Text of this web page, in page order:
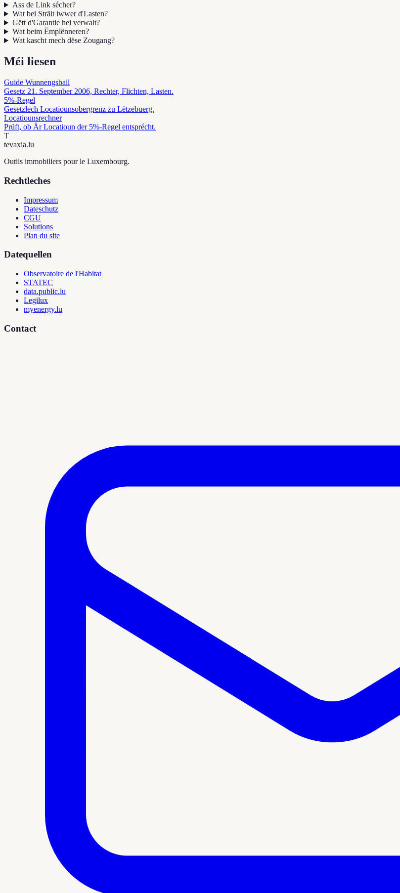
Ass de Link sécher?
Wat bei Sträit iwwer d'Lasten?
Gëtt d'Garantie hei verwalt?
Wat beim Ëmplënneren?
Wat kascht mech dëse Zougang?
Méi liesen
Guide Wunnengsbail
Gesetz 21. September 2006, Rechter, Flichten, Lasten.
5%-Regel
Gesetzlech Locatiounsobergrenz zu Lëtzebuerg.
Locatiounsrechner
Prüft, ob Är Locatioun der 5%-Regel entsprécht.
T
tevaxia.lu
Outils immobiliers pour le Luxembourg.
Rechtleches
Impressum
Dateschutz
CGU
Solutions
Plan du site
Datequellen
Observatoire de l'Habitat
STATEC
data.public.lu
Legilux
myenergy.lu
Contact